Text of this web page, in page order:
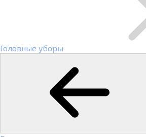
Головные уборы